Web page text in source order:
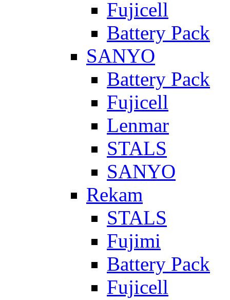
Fujicell
Battery Pack
SANYO
Battery Pack
Fujicell
Lenmar
STALS
SANYO
Rekam
STALS
Fujimi
Battery Pack
Fujicell